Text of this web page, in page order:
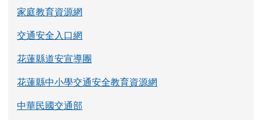
家庭教育資源網
交通安全入口網
花蓮縣道安宣導團
花蓮縣中小學交通安全教育資源網
中華民國交通部